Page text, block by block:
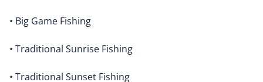
• Big Game Fishing
• Traditional Sunrise Fishing
• Traditional Sunset Fishing